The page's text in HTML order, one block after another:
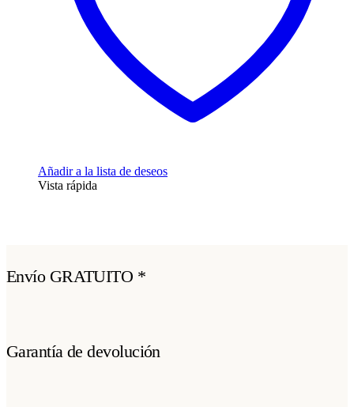
Añadir a la lista de deseos
Vista rápida
Envío GRATUITO *
Garantía de devolución